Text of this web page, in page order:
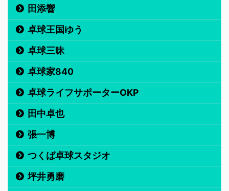
田添響
卓球王国ゆう
卓球三昧
卓球家840
卓球ライフサポーターOKP
田中卓也
張一博
つくば卓球スタジオ
坪井勇磨